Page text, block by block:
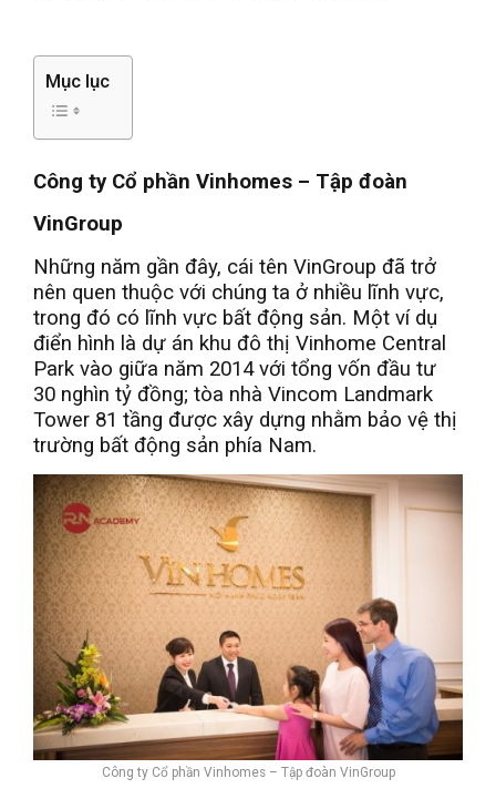
Mục lục
Công ty Cổ phần Vinhomes – Tập đoàn
VinGroup
Những năm gần đây, cái tên VinGroup đã trở
nên quen thuộc với chúng ta ở nhiều lĩnh vực,
trong đó có lĩnh vực bất động sản. Một ví dụ
điển hình là dự án khu đô thị Vinhome Central
Park vào giữa năm 2014 với tổng vốn đầu tư
30 nghìn tỷ đồng; tòa nhà Vincom Landmark
Tower 81 tầng được xây dựng nhằm bảo vệ thị
trường bất động sản phía Nam.
Công ty Cổ phần Vinhomes – Tập đoàn VinGroup